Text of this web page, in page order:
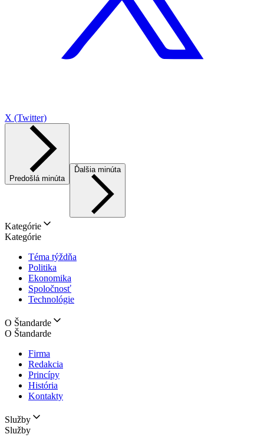
X (Twitter)
Predošlá minúta
Ďalšia minúta
Kategórie
Kategórie
Téma týždňa
Politika
Ekonomika
Spoločnosť
Technológie
O Štandarde
O Štandarde
Firma
Redakcia
Princípy
História
Kontakty
Služby
Služby